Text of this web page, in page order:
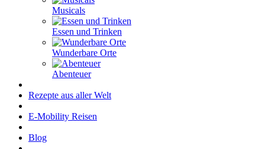
Musicals
Essen und Trinken
Wunderbare Orte
Abenteuer
Rezepte aus aller Welt
E-Mobility Reisen
Blog